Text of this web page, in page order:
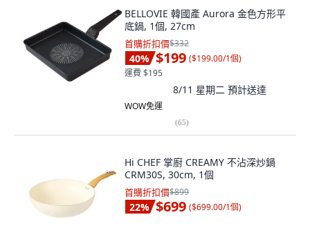
BELLOVIE 韓國產 Aurora 金色方形平
底鍋, 1個, 27cm
首購折扣價$332
40% $199 ($199.00/1個)
運費 $195
8/11 星期二 預計送達
WOW免運
(65)
Hi CHEF 掌廚 CREAMY 不沾深炒鍋
CRM30S, 30cm, 1個
首購折扣價$899
22% $699 ($699.00/1個)